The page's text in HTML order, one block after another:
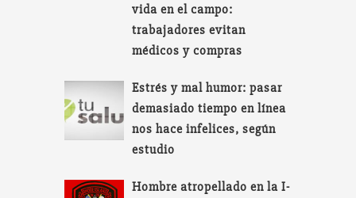
vida en el campo:
trabajadores evitan
médicos y compras
Estrés y mal humor: pasar
demasiado tiempo en línea
nos hace infelices, según
estudio
Hombre atropellado en la I-